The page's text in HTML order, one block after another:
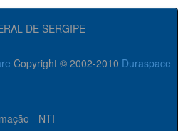
DE SERGIPE
Copyright © 2002-2010 Duraspace
- NTI